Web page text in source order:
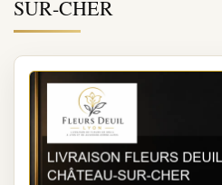
SUR-CHER